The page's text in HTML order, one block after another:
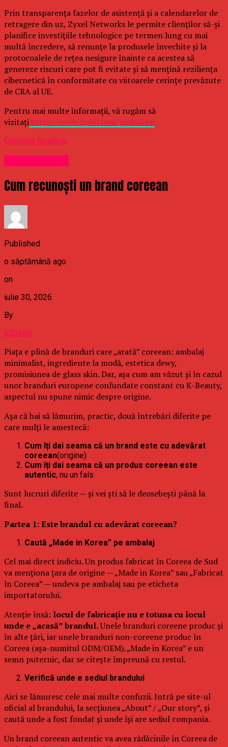
Prin transparența fazelor de asistență și a calendarelor de
retragere din uz, Zyxel Networks le permite clienților să-și
planifice investițiile tehnologice pe termen lung cu mai
multă încredere, să renunțe la produsele învechite și la
protocoalele de rețea nesigure înainte ca acestea să
genereze riscuri care pot fi evitate și să mențină reziliența
cibernetică în conformitate cu viitoarele cerințe prevăzute
de CRA al UE.
Pentru mai multe informații, vă rugăm să
vizitațihttps://www.zyxel.com/global/en
Continue Reading
Cum recunoști un brand coreean
Published
o săptămână ago
on
iulie 30, 2026
By
b2bseo
Piața e plină de branduri care „arată” coreean: ambalaj
minimalist, ingrediente la modă, estetica dewy,
promisiunea de glass skin. Dar, așa cum am văzut și în cazul
unor branduri europene confundate constant cu K-Beauty,
aspectul nu spune nimic despre origine.
Așa că hai să lămurim, practic, două întrebări diferite pe
care mulți le amestecă:
Cum îți dai seama că un brand este cu adevărat
coreean(origine)
Cum îți dai seama că un produs coreean este
autentic, nu un fals
Sunt lucruri diferite — și vei ști să le deosebești până la
final.
Partea 1: Este brandul cu adevărat coreean?
Caută „Made in Korea” pe ambalaj
Cel mai direct indiciu. Un produs fabricat în Coreea de Sud
va menționa țara de origine — „Made in Korea” sau „Fabricat
în Coreea” — undeva pe ambalaj sau pe eticheta
importatorului.
Atenție însă: locul de fabricație nu e totuna cu locul
unde e „acasă” brandul.Unele branduri coreene produc și
în alte țări, iar unele branduri non-coreene produc în
Coreea (așa-numitul ODM/OEM). „Made in Korea” e un
semn puternic, dar se citește împreună cu restul.
Verifică unde e sediul brandului
Aici se lămuresc cele mai multe confuzii. Intră pe site-ul
oficial al brandului, la secțiunea „About” / „Our story”, și
caută unde a fost fondat și unde își are sediul compania.
Un brand coreean autentic va avea rădăcinile în Coreea de